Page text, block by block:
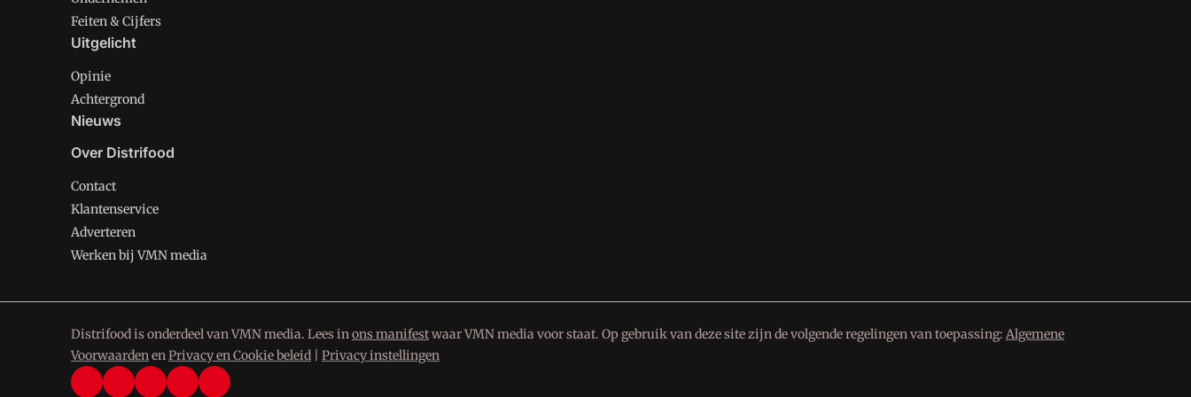
Feiten & Cijfers
Uitgelicht
Opinie
Achtergrond
Nieuws
Over Distrifood
Contact
Klantenservice
Adverteren
Werken bij VMN media
Distrifood is onderdeel van VMN media. Lees inons manifestwaar VMN media voor staat. Op gebruik van deze site zijn de volgende regelingen van toepassing: Algemene
VoorwaardenenPrivacy en Cookie beleid Privacy instellingen